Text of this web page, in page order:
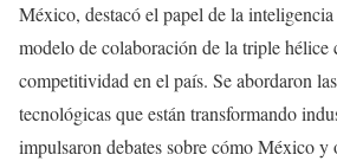
México, destacó el papel de la
modelo de colaboración de la triple hélice
competitividad en el país. Se abordaron
tecnológicas que están transformando
impulsaron debates sobre cómo México y